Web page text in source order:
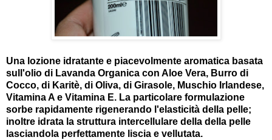
Una lozione idratante e piacevolmente aromatica basata
sull'olio di Lavanda Organica con Aloe Vera, Burro di
Cocco, di Karitè, di Oliva, di Girasole, Muschio Irlandese,
Vitamina A e Vitamina E. La particolare formulazione
sorbe rapidamente rigenerando l'elasticità della pelle;
inoltre idrata la struttura intercellulare della della pelle
lasciandola perfettamente liscia e vellutata.